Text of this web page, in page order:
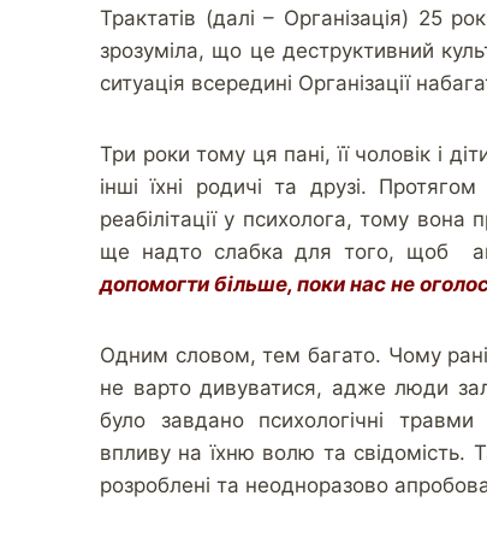
Трактатів (далі – Організація) 25
зрозуміла, що це деструктивний
ситуація всередині Організації
Три роки тому ця пані, її чоловік і
інші їхні родичі та друзі.
реабілітації у психолога, тому вона
ще надто слабка для того, щоб
допомогти більше, поки нас не
Одним словом, тем багато. Чому
не варто дивуватися, адже люди
було завдано психологічні травми
впливу на їхню волю та свідомість.
розроблені та неодноразово